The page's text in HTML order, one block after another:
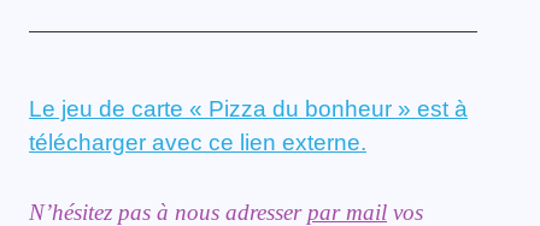
Le jeu de carte « Pizza du bonheur » est à
télécharger avec ce lien externe.
N’hésitez pas à nous adresser par mail vos